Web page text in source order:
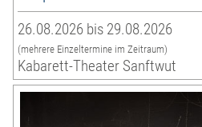
26.08.2026 bis 29.08.2026
(mehrere Einzeltermine im Zeitraum)
Kabarett-Theater Sanftwut